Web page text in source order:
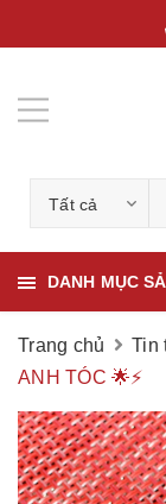
Tất cả
DANH MỤC
Trang chủ Tin
ANH TÓC 🌟⚡️